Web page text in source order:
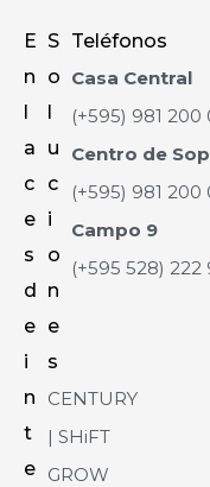
E
n
l
a
c
e
s
d
e
i
n
t
e
S
o
l
u
c
i
o
n
e
s
CENTURY
| SHiFT
GROW
Teléfonos
Casa Central
(+595) 981 200
Centro de
(+595) 981 200
Campo 9
(+595 528) 222